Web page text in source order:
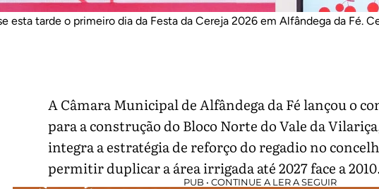
esta tarde o primeiro dia da Festa da Cereja 2026 em Alfândega da Fé.
A Câmara Municipal de Alfândega da Fé lançou o
para a construção do Bloco Norte do Vale da
integra a estratégia de reforço do regadio no
permitir duplicar a área irrigada até 2027 face a
PUB • CONTINUE A LER A SEGUIR